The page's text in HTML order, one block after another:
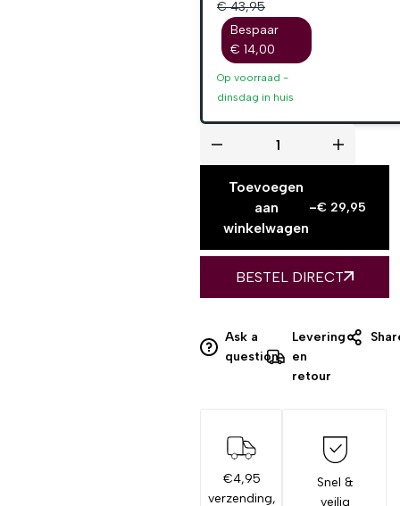
€ 43,95
Bespaar
€ 14,00
Op voorraad -
dinsdag in huis
Toevoegen
aan
winkelwagen
-€ 29,95
BESTEL DIRECT
Ask a
question
Levering
en
retour
€4,95
verzending,
Snel &
veilig